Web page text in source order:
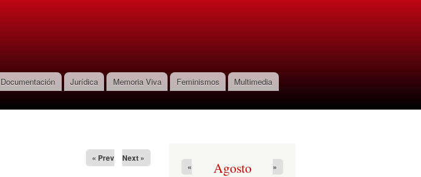
Documentación Jurídica Memoria Viva Feminismos
Multimedia
« Prev Next »
Agosto
« »